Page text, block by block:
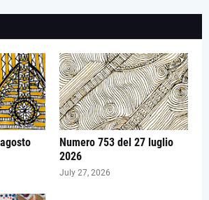
Numero 753 del 27 luglio
2026
July 27, 2026